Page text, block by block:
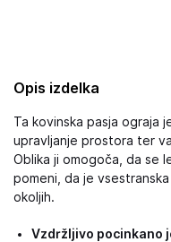
Opis izdelka
Ta kovinska pasja ograja
upravljanje prostora ter
Oblika ji omogoča, da se
pomeni, da je
okoljih.
Vzdržljivo pocinkano